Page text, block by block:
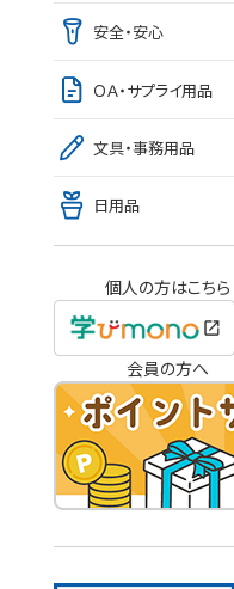
安全・安心
ＯＡ・サプライ用品
文具・事務用品
日用品
個人の方はこちら
会員の方へ